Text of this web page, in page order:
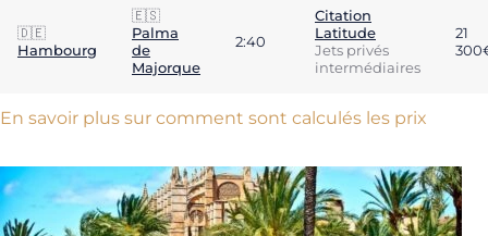
🇩🇪
Hambourg
🇪🇸
Palma
de
Majorque
2:40
Citation
Latitude
Jets privés
intermédiaires
21
En savoir plus sur comment sont calculés les prix